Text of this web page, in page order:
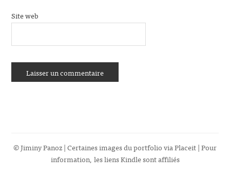
Site web
© Jiminy Panoz | Certaines images du portfolio viaPlaceit| Pour
information, les liens Kindle sont affiliés